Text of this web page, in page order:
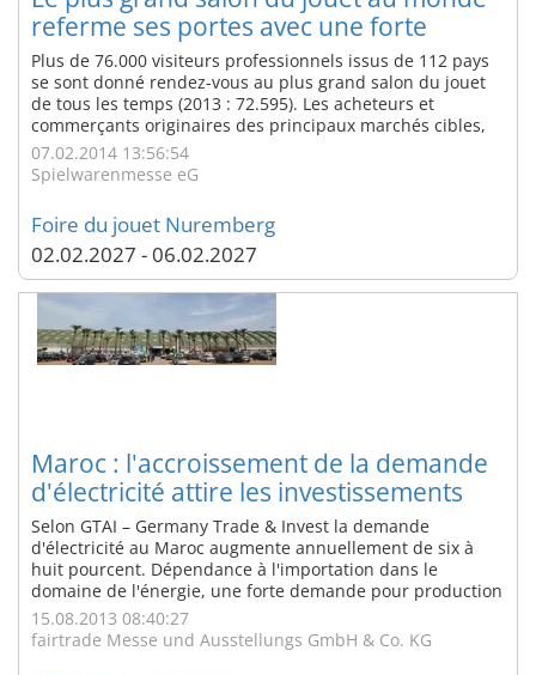
referme ses portes avec une forte
affluence de visiteurs
Plus de 76.000 visiteurs professionnels issus de 112 pays
se sont donné rendez-vous au plus grand salon du jouet
de tous les temps (2013 : 72.595). Les acheteurs et
commerçants originaires des principaux marchés cibles,
tels que l’Amérique, l’Asie et l’Europe notamment, ont
constitué la plus grosse proportion des nouveaux venus.
Tous étaient ravis du ...
07.02.2014 13:56:54
Spielwarenmesse eG
Foire du jouet Nuremberg
02.02.2027 - 06.02.2027
Maroc : l'accroissement de la demande
d'électricité attire les investissements
étrangers
Selon GTAI – Germany Trade & Invest la demande
d'électricité au Maroc augmente annuellement de six à
huit pourcent. Dépendance à l'importation dans le
domaine de l'énergie, une forte demande pour production
et transmission d'électricité ainsi que un grand potentiel
en matière d'énergies renouvelables attire le Maroc plus
15.08.2013 08:40:27
fairtrade Messe und Ausstellungs GmbH & Co. KG